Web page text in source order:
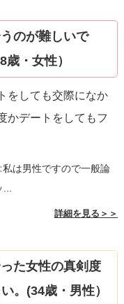
のが難しいで
・女性）
をしても交際になか
かデートをしてもフ
私は男性ですので一般論
詳細を見る＞＞
た女性の真剣度
。(34歳・男性）